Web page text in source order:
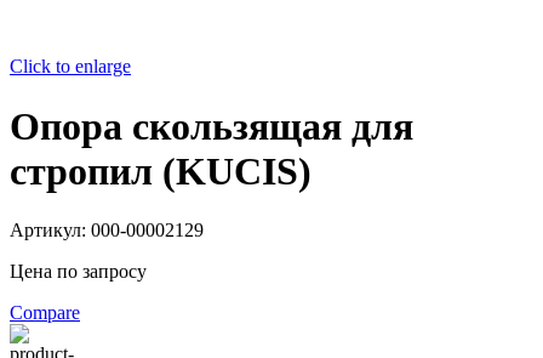
Click to enlarge
Опора скользящая для
стропил (KUCIS)
Артикул: 000-00002129
Цена по запросу
Compare